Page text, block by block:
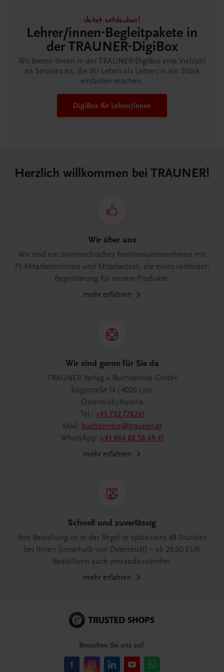
Jetzt entdecken!
Lehrer/innen-Begleitpakete in
der TRAUNER-DigiBox
Wir bieten Ihnen in der TRAUNER-DigiBox eine Vielzahl
an Services an, die Ihr Leben als Lehrer/in ein Stück
einfacher machen.
DigiBox für Lehrer/innen
Herzlich willkommen bei TRAUNER!
Wir über uns
Wir sind ein österreichisches Familienunternehmen mit
75 Mitarbeiterinnen und Mitarbeitern, die eines verbindet:
Begeisterung für unsere Produkte.
mehr erfahren
Wir sind gerne für Sie da
TRAUNER Verlag + Buchservice GmbH
Köglstraße 14 | 4020 Linz
Österreich/Austria
Tel.: +43 732 778241
Mail: buchservice@trauner.at
WhatsApp: +43 664 88 58 69 41
mehr erfahren
Schnell und zuverlässig
Ihre Bestellung ist in der Regel in spätestens 48 Stunden
bei Ihnen (innerhalb von Österreich) – ab 29,00 EUR
Bestellwert auch versandkostenfrei.
mehr erfahren
Besuchen Sie uns auf: